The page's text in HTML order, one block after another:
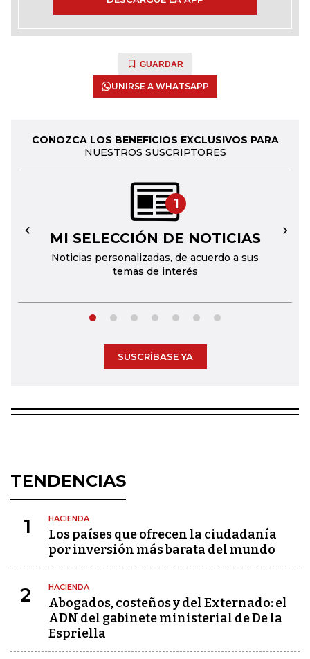
GUARDAR
UNIRSE A WHATSAPP
CONOZCA LOS BENEFICIOS EXCLUSIVOS PARA
NUESTROS SUSCRIPTORES
1
MI SELECCIÓN DE NOTICIAS
Noticias personalizadas, de acuerdo a sus
temas de interés
← →
SUSCRÍBASE YA
TENDENCIAS
1 HACIENDA
Los países que ofrecen la ciudadanía
por inversión más barata del mundo
2 HACIENDA
Abogados, costeños y del Externado: el
ADN del gabinete ministerial de De la
Espriella